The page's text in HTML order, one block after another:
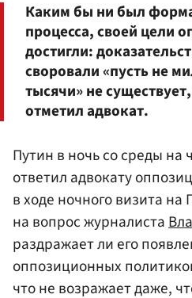
Каким бы ни был
процесса, своей цели
достигли:
своровали «пусть не
тысячи» не
отметил адвокат.
Путин в ночь со среды на
ответил адвокату
в ходе ночного визита
на вопрос журналиста
раздражает ли его
оппозиционных
что не возражает даже,